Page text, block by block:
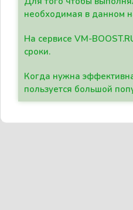
необходимая в данном
На сервисе VM-
сроки.
Когда нужна
пользуется большой